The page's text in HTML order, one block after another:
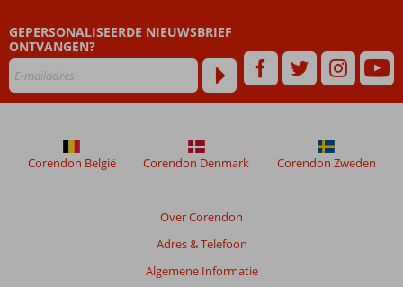
GEPERSONALISEERDE NIEUWSBRIEF
ONTVANGEN?
Over Corendon
Adres & Telefoon
Algemene Informatie
Corendon België Corendon Denmark Corendon Zweden